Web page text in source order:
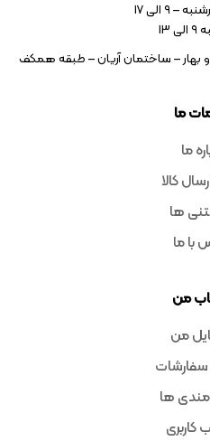
ما
ما
کالا
ها
با ما
من
من
سفارشات
مندی ها
– ۹ الی 17
13
بهار – ساختمان آریان – طبقه همکف